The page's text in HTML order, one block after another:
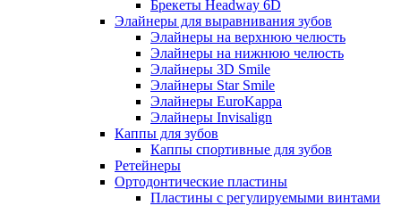
Брекеты Headway 6D
Элайнеры для выравнивания зубов
Элайнеры на верхнюю челюсть
Элайнеры на нижнюю челюсть
Элайнеры 3D Smile
Элайнеры Star Smile
Элайнеры EuroKappa
Элайнеры Invisalign
Каппы для зубов
Каппы спортивные для зубов
Ретейнеры
Ортодонтические пластины
Пластины с регулируемыми винтами